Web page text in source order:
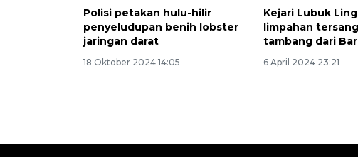
Polisi petakan hulu-hilir
penyeludupan benih lobster
jaringan darat
18 Oktober 2024 14:05
Kejari Lubuk
limpahan
tambang dari
6 April 2024 23:21